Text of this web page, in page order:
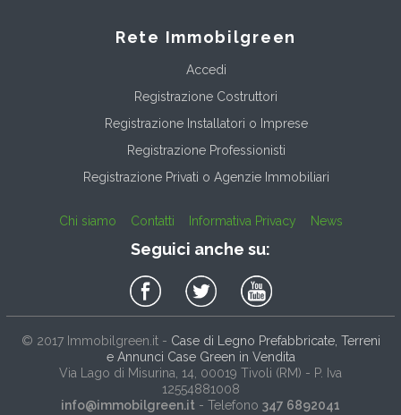
Rete Immobilgreen
Accedi
Registrazione Costruttori
Registrazione Installatori o Imprese
Registrazione Professionisti
Registrazione Privati o Agenzie Immobiliari
Chi siamo Contatti Informativa Privacy News
Seguici anche su:
© 2017 Immobilgreen.it- Case di Legno Prefabbricate, Terreni
e Annunci Case Green in Vendita
Via Lago di Misurina, 14 , 00019 Tivoli (RM) - P. Iva
12554881008
info@immobilgreen.it - Telefono 347 6892041